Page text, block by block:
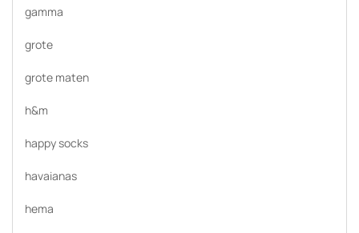
gamma
grote
grote maten
h&m
happy socks
havaianas
hema